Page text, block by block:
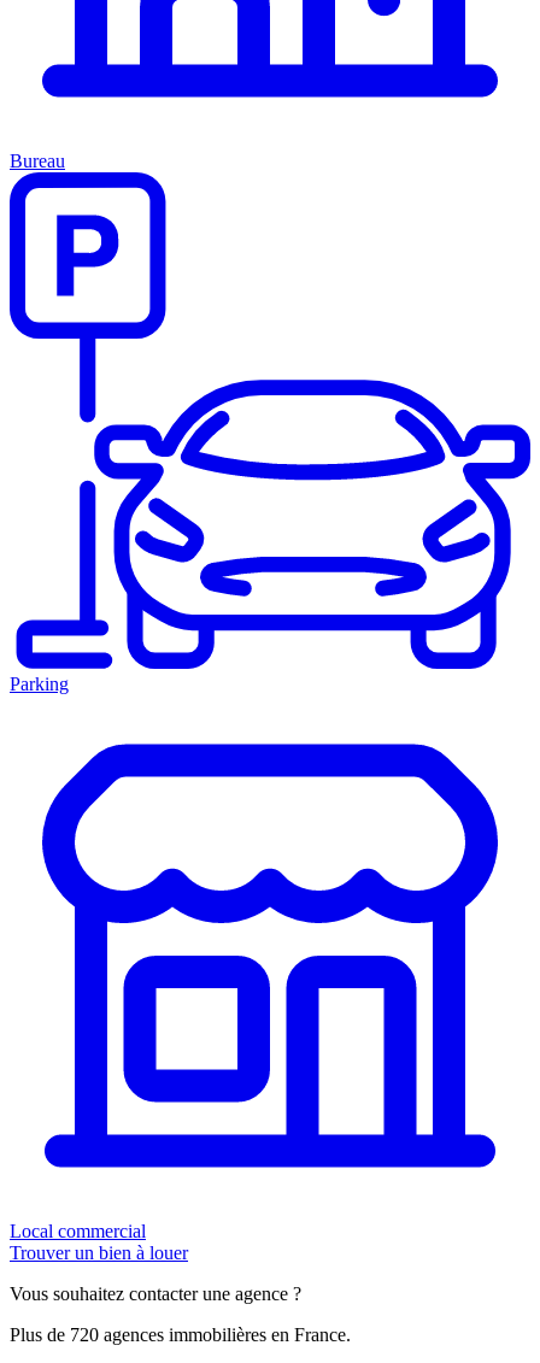
Bureau
Parking
Local commercial
Trouver un bien à louer
Vous souhaitez contacter une agence ?
Plus de 720 agences immobilières en France.